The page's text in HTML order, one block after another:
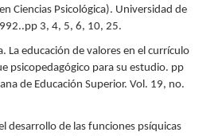
Ciencias Psicológica). Universidad de
3, 4, 5, 6, 10, 25.
La educación de valores en el currículo
psicopedagógico para su estudio. pp
de Educación Superior. Vol. 19, no.
desarrollo de las funciones psíquicas